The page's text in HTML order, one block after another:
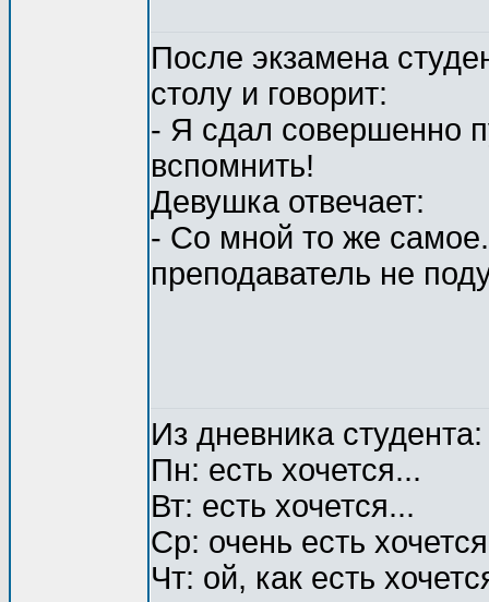
После экзамена
столу и говорит:
- Я сдал совершенно
вспомнить!
Девушка отвечает:
- Со мной то же
преподаватель не
Из дневника студента:
Пн: есть хочется...
Вт: есть хочется...
Ср: очень есть
Чт: ой, как есть